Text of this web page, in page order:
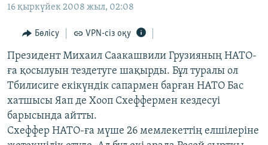
to
Navigation
Skip
to
Search
ҚАҢТАР ОҚИҒАСЫ
АДАМ ҚҰҚЫҚТАРЫ
ӘЛЕУМЕТ
ӘЛЕМ
АРНАЙЫ ЖОБАЛАР
Русский
16 қыркүйек 2008 жыл, 02:08
Бөлісу VPN-сіз оқу
Президент Михаил Саакашвили Грузияның НАТО-
ға қосылуын тездетуге шақырды. Бұл туралы ол
Тбилисиге екікүндік сапармен барған НАТО Бас
хатшысы Яап де Хооп Схеффермен кездесуі
барысында айтты.
Схеффер НАТО-ға мүше 26 мемлекеттің елшілеріне